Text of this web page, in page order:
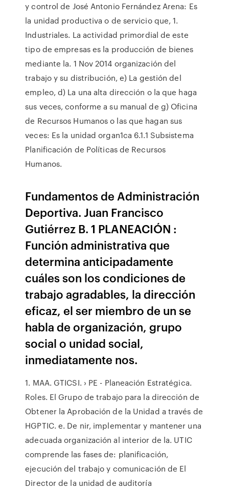
y control de José Antonio Fernández Arena: Es
la unidad productiva o de servicio que, 1.
Industriales. La actividad primordial de este
tipo de empresas es la producción de bienes
mediante la. 1 Nov 2014 organización del
trabajo y su distribución, e) La gestión del
empleo, d) La una alta dirección o la que haga
sus veces, conforme a su manual de g) Oficina
de Recursos Humanos o las que hagan sus
veces: Es la unidad organ1ca 6.1.1 Subsistema
Planificación de Políticas de Recursos
Humanos.
Fundamentos de Administración
Deportiva. Juan Francisco
Gutiérrez B. 1 PLANEACIÓN :
Función administrativa que
determina anticipadamente
cuáles son los condiciones de
trabajo agradables, la dirección
eficaz, el ser miembro de un se
habla de organización, grupo
social o unidad social,
inmediatamente nos.
1. MAA. GTICSI. › PE - Planeación Estratégica.
Roles. El Grupo de trabajo para la dirección de
Obtener la Aprobación de la Unidad a través de
HGPTIC. e. De nir, implementar y mantener una
adecuada organización al interior de la. UTIC
comprende las fases de: planificación,
ejecución del trabajo y comunicación de El
Director de la unidad de auditoría